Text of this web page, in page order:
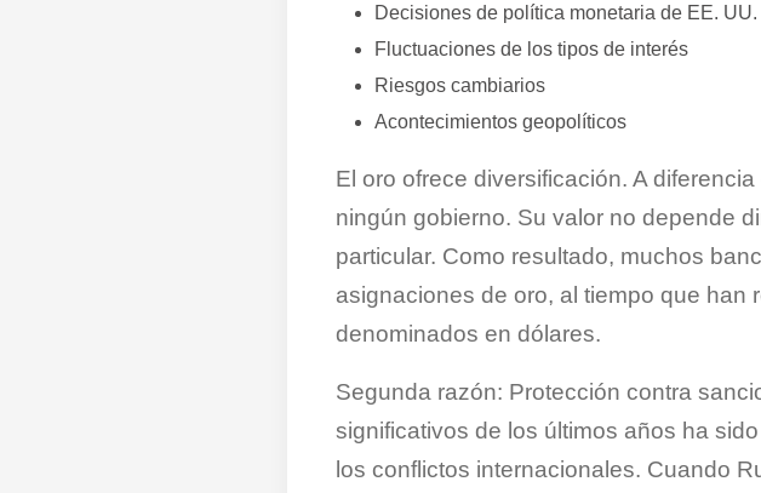
Decisiones de política monetaria de EE. UU.
Fluctuaciones de los tipos de interés
Riesgos cambiarios
Acontecimientos geopolíticos
El oro ofrece diversificación. A
ningún gobierno. Su valor no depende
particular. Como resultado, muchos
asignaciones de oro, al tiempo que
denominados en dólares.
Segunda razón: Protección contra
significativos de los últimos años ha
los conflictos internacionales. Cuando